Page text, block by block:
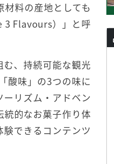
料の産地としても
3 Flavours）」と呼
、持続可能な観光
酸味」の3つの味に
リズム・アドベン
統的なお菓子作り体
できるコンテンツ